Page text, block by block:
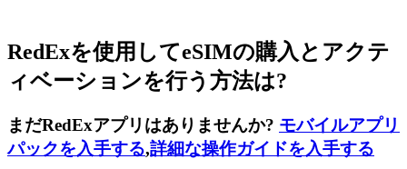
RedExを使用してeSIMの購入とアクテ
ィベーションを行う方法は?
まだRedExアプリはありませんか? モバイルアプリ
パックを入手する,詳細な操作ガイドを入手する